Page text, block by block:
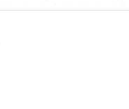
folytatásával